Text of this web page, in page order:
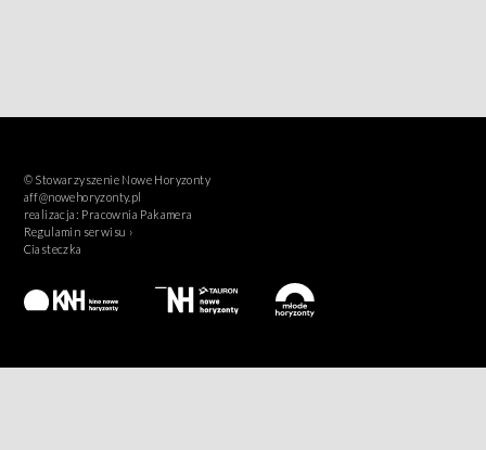
© Stowarzyszenie Nowe Horyzonty
aff@nowehoryzonty.pl
realizacja: Pracownia Pakamera
Regulamin serwisu ›
Ciasteczka